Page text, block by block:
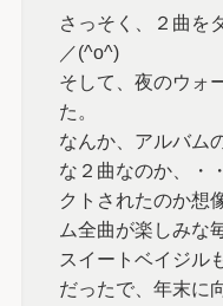
さっそく、２曲を
／(^o^)
そして、夜のウォ
た。
なんか、アルバム
な２曲なのか、・
クトされたのか想
ム全曲が楽しみな
スイートベイジル
だったで、年末に